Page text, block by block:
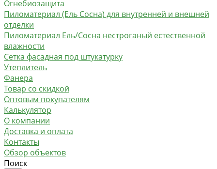
Огнебиозащита
Пиломатериал (Ель Сосна) для внутренней и внешней
отделки
Пиломатериал Ель/Сосна нестроганый естественной
влажности
Сетка фасадная под штукатурку
Утеплитель
Фанера
Товар со скидкой
Оптовым покупателям
Калькулятор
О компании
Доставка и оплата
Контакты
Обзор объектов
Поиск